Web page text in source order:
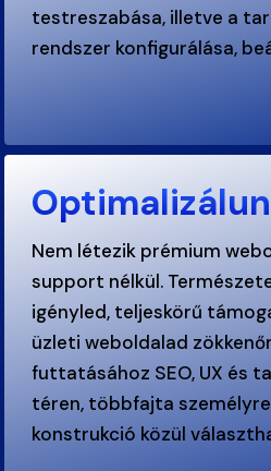
testreszabása, illetve a
rendszer konfigurálása,
Nem létezik prémium
support nélkül.
igényled, teljeskörű
üzleti weboldalad
futtatásához SEO, UX és
téren, többfajta
konstrukció közül